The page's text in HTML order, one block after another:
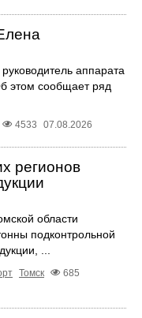
аппарата
этом сообщает ряд
4533 07.08.2026
регионов
области
подконтрольной
...
Томск
685